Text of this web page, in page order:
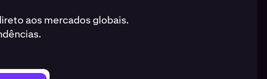
aos mercados globais.